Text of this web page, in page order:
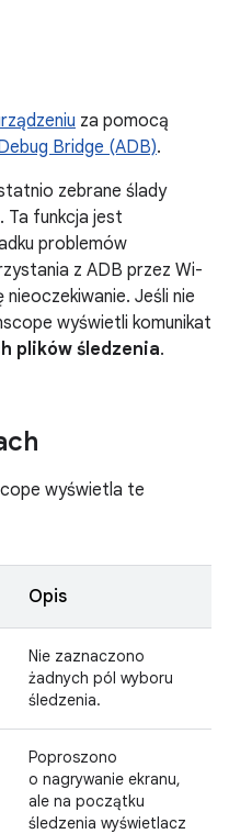
za pomocą
Bridge (ADB).
zebrane ślady
Ta funkcja jest
problemów
z ADB przez Wi-
nieoczekiwanie. Jeśli nie
wyświetli komunikat
plików śledzenia.
wyświetla te
Opis
Nie zaznaczono
żadnych pól wyboru
śledzenia.
Poproszono
o nagrywanie ekranu,
ale na początku
śledzenia wyświetlacz